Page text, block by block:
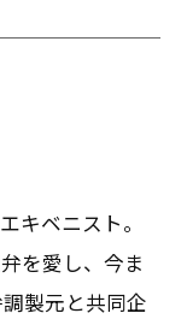
キベニスト。
を愛し、今ま
製元と共同企